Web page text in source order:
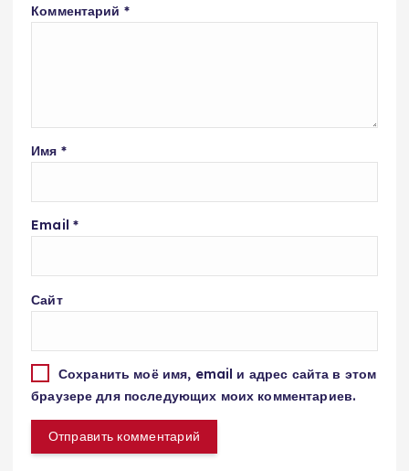
Комментарий *
Имя *
Email *
Сайт
Сохранить моё имя, email и адрес сайта в этом
браузере для последующих моих комментариев.